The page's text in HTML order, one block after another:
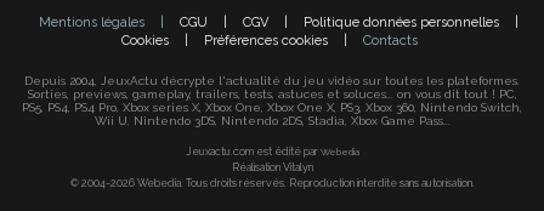
Mentions légales CGU CGV Politique données personnelles
Cookies
Préférences cookies Contacts
Depuis 2004, JeuxActu décrypte l'actualité du jeu vidéo sur toutes les plateformes.
Sorties, previews, gameplay, trailers, tests, astuces et soluces... on vous dit tout ! PC,
PS5, PS4, PS4 Pro, Xbox series X, Xbox One, Xbox One X, PS3, Xbox 360, Nintendo Switch,
Wii U, Nintendo 3DS, Nintendo 2DS, Stadia, Xbox Game Pass...
Jeuxactu.com est édité par Webedia
Réalisation Vitalyn
© 2004-2026 Webedia. Tous droits réservés. Reproduction interdite sans autorisation.